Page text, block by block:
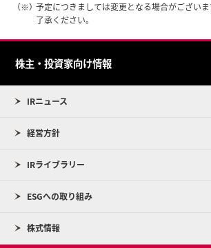
（※）予定につきましては変更となる場合がござい
了承ください。
株主・投資家向け情報
IRニュース
経営方針
IRライブラリー
ESGへの取り組み
株式情報